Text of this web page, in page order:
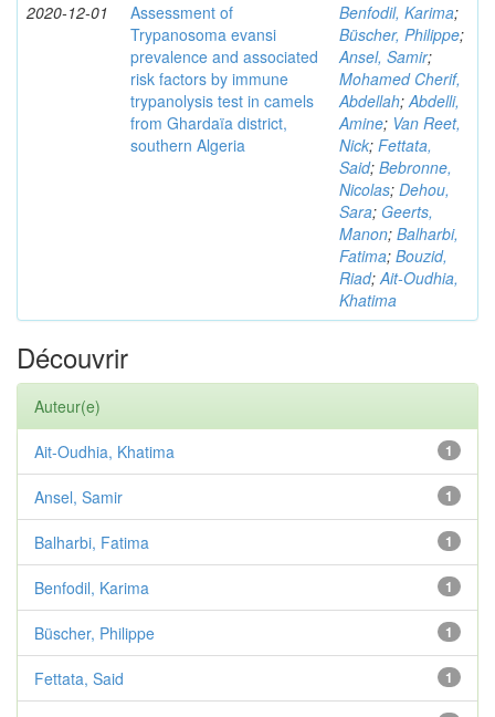
2020-12-01
Assessment of
Trypanosoma evansi
prevalence and associated
risk factors by immune
trypanolysis test in camels
from Ghardaïa district,
southern Algeria
Benfodil, Karima;
Büscher, Philippe;
Ansel, Samir;
Mohamed Cherif,
Abdellah;Abdelli,
Amine; Van Reet,
Nick; Fettata,
Said; Bebronne,
Nicolas; Dehou,
Sara; Geerts,
Manon; Balharbi,
Fatima; Bouzid,
Riad;Ait-Oudhia,
Khatima
Découvrir
Auteur(e)
1
Ait-Oudhia, Khatima
1
Ansel, Samir
1
Balharbi, Fatima
1
Benfodil, Karima
1
Büscher, Philippe
1
Fettata, Said